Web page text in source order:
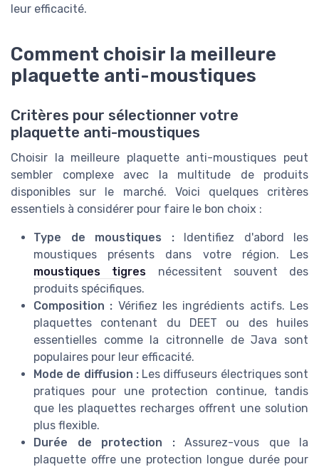
leur efficacité.
Comment choisir la meilleure
plaquette anti-moustiques
Critères pour sélectionner votre
plaquette anti-moustiques
Choisir la meilleure plaquette anti-moustiques peut
sembler complexe avec la multitude de produits
disponibles sur le marché. Voici quelques critères
essentiels à considérer pour faire le bon choix :
Type de moustiques :Identifiez d'abord les
moustiques présents dans votre région. Les
moustiques tigres nécessitent souvent des
produits spécifiques.
Composition : Vérifiez les ingrédients actifs. Les
plaquettes contenant du DEET ou des huiles
essentielles comme la citronnelle de Java sont
populaires pour leur efficacité.
Mode de diffusion :Les diffuseurs électriques sont
pratiques pour une protection continue, tandis
que les plaquettes recharges offrent une solution
plus flexible.
Durée de protection :Assurez-vous que la
plaquette offre une protection longue durée pour